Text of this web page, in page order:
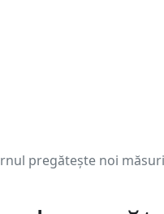
pregătește noi